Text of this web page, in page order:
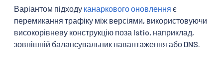
Варіантом підходу канаркового оновлення є
перемикання трафіку між версіями, використовуючи
високорівневу конструкцію поза Istio, наприклад,
зовнішній балансувальник навантаження або DNS.